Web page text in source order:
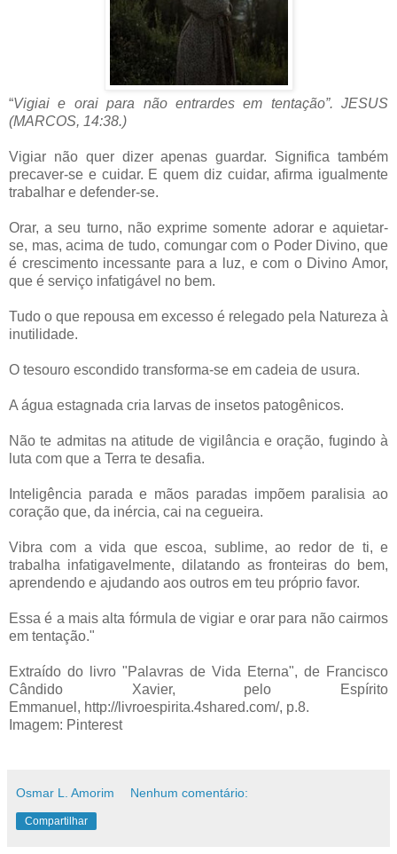
“Vigiai e orai para não entrardes em tentação”. JESUS
(MARCOS, 14:38.)
Vigiar não quer dizer apenas guardar. Significa também
precaver-se e cuidar. E quem diz cuidar, afirma igualmente
trabalhar e defender-se.
Orar, a seu turno, não exprime somente adorar e aquietar-
se, mas, acima de tudo, comungar com o Poder Divino, que
é crescimento incessante para a luz, e com o Divino Amor,
que é serviço infatigável no bem.
Tudo o que repousa em excesso é relegado pela Natureza à
inutilidade.
O tesouro escondido transforma-se em cadeia de usura.
A água estagnada cria larvas de insetos patogênicos.
Não te admitas na atitude de vigilância e oração, fugindo à
luta com que a Terra te desafia.
Inteligência parada e mãos paradas impõem paralisia ao
coração que, da inércia, cai na cegueira.
Vibra com a vida que escoa, sublime, ao redor de ti, e
trabalha infatigavelmente, dilatando as fronteiras do bem,
aprendendo e ajudando aos outros em teu próprio favor.
Essa é a mais alta fórmula de vigiar e orar para não cairmos
em tentação."
Extraído do livro "Palavras de Vida Eterna", de Francisco
Cândido Xavier, pelo Espírito
Emmanuel, http://livroespirita.4shared.com/, p.8.
Imagem: Pinterest
Osmar L. Amorim Nenhum comentário:
Compartilhar